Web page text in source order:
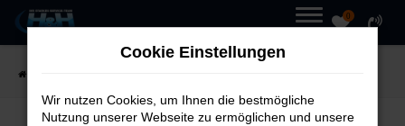
Zum
0
Cookie Einstellungen
Wir nutzen Cookies, um Ihnen die bestmögliche
Nutzung unserer Webseite zu ermöglichen und unsere